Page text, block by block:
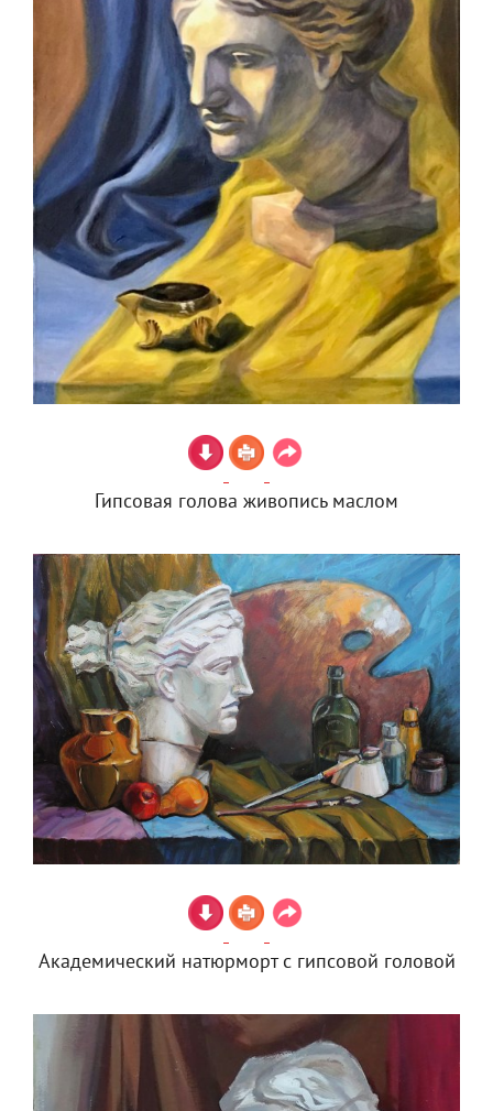
Гипсовая голова живопись маслом
Академический натюрморт с гипсовой головой